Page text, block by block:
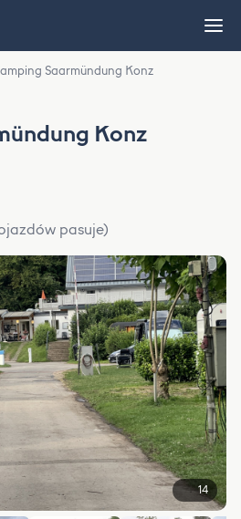
Saarmündung Konz
Konz
pasuje)
14